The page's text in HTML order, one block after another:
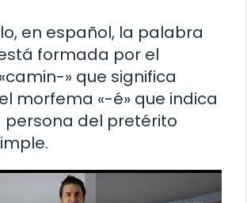
en español, la palabra
formada por el
» que significa
morfema «-é» que indica
persona del pretérito